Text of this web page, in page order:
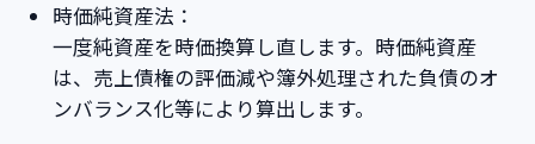
時価純資産法：
一度純資産を時価換算し直します。時価純資産
は、売上債権の評価減や簿外処理された負債のオ
ンバランス化等により算出します。